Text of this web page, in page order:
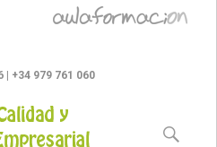
| +34 979 761 060
content
Buscar: